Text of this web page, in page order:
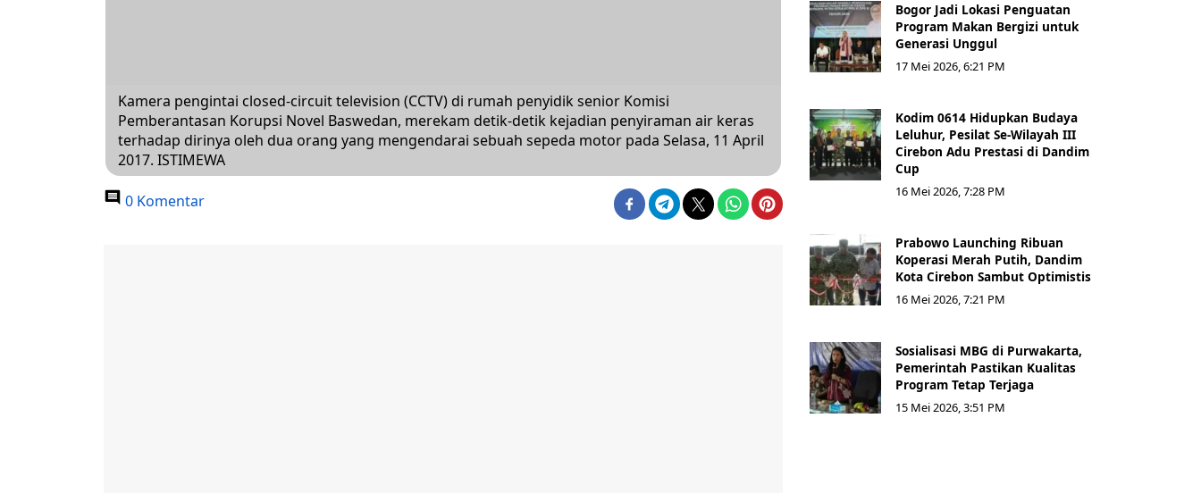
Kamera pengintai closed-circuit television (CCTV) di rumah penyidik senior Komisi
Pemberantasan Korupsi Novel Baswedan, merekam detik-detik kejadian penyiraman air keras
terhadap dirinya oleh dua orang yang mengendarai sebuah sepeda motor pada Selasa, 11 April
2017. ISTIMEWA
0 Komentar
Bogor Jadi Lokasi Penguatan
Program Makan Bergizi untuk
Generasi Unggul
17 Mei 2026, 6:21 PM
Kodim 0614 Hidupkan Budaya
Leluhur, Pesilat Se-Wilayah III
Cirebon Adu Prestasi di Dandim
Cup
16 Mei 2026, 7:28 PM
Prabowo Launching Ribuan
Koperasi Merah Putih, Dandim
Kota Cirebon Sambut Optimistis
16 Mei 2026, 7:21 PM
Sosialisasi MBG di Purwakarta,
Pemerintah Pastikan Kualitas
Program Tetap Terjaga
15 Mei 2026, 3:51 PM